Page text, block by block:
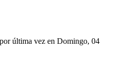
última vez en Domingo, 04